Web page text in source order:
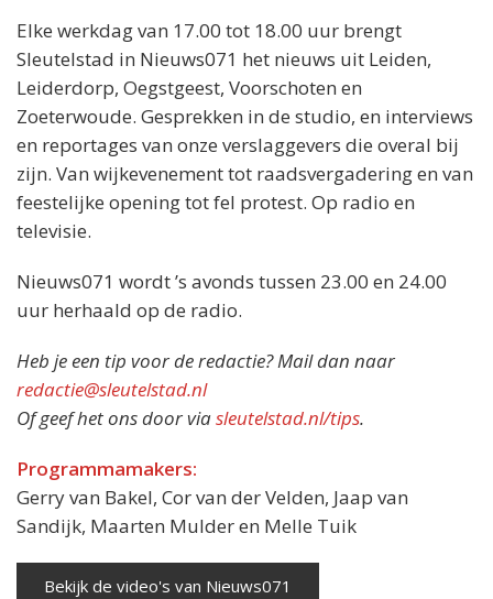
Elke werkdag van 17.00 tot 18.00 uur brengt
Sleutelstad in Nieuws071 het nieuws uit Leiden,
Leiderdorp, Oegstgeest, Voorschoten en
Zoeterwoude. Gesprekken in de studio, en interviews
en reportages van onze verslaggevers die overal bij
zijn. Van wijkevenement tot raadsvergadering en van
feestelijke opening tot fel protest. Op radio en
televisie.
Nieuws071 wordt ’s avonds tussen 23.00 en 24.00
uur herhaald op de radio.
Heb je een tip voor de redactie? Mail dan naar
redactie@sleutelstad.nl
Of geef het ons door viasleutelstad.nl/tips.
Programmamakers:
Gerry van Bakel, Cor van der Velden, Jaap van
Sandijk, Maarten Mulder en Melle Tuik
Bekijk de video's van Nieuws071